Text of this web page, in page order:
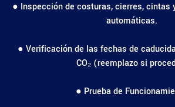
● Inspección de costuras, cierres, cintas
automáticas.
● Verificación de las fechas de
CO₂ (reemplazo si
● Prueba de